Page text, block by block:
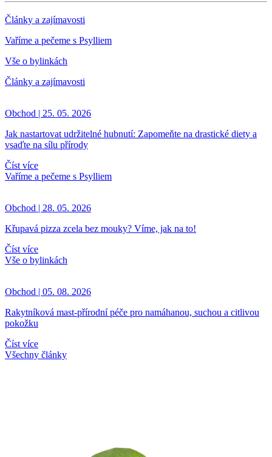
Články a zajímavosti
Vaříme a pečeme s Psylliem
Vše o bylinkách
Články a zajímavosti
Obchod | 25. 05. 2026
Jak nastartovat udržitelné hubnutí: Zapomeňte na drastické diety a
vsaďte na sílu přírody
Číst více
Vaříme a pečeme s Psylliem
Obchod | 28. 05. 2026
Křupavá pizza zcela bez mouky? Víme, jak na to!
Číst více
Vše o bylinkách
Obchod | 05. 08. 2026
Rakytníková mast-přírodní péče pro namáhanou, suchou a citlivou
pokožku
Číst více
Všechny články